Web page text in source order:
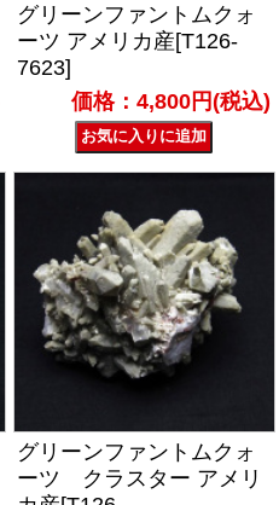
グリーンファントムクォ
ーツ アメリカ産[T126-
7623]
価格：4,800円(税込)
グリーンファントムクォ
ーツ クラスター アメリ